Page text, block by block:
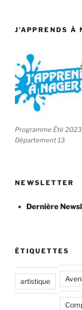
J’APPRENDS À
Programme Été 2023
Département 13
NEWSLETTER
Dernière
ÉTIQUETTES
artistique